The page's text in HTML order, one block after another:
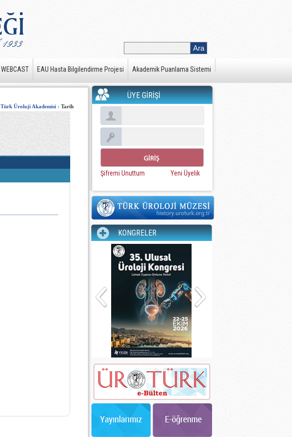
WEBCAST EAU Hasta Bilgilendirme Projesi Akademik Puanlama Sistemi
Türk Üroloji Akademisi: Tarih
ÜYE GİRİŞİ
Şifremi Unuttum Yeni Üyelik
KONGRELER